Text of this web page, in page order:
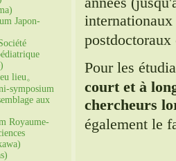
Japon-
lieu。
symposium
aux
Royaume-
Pour les
court et à
chercheurs
également le